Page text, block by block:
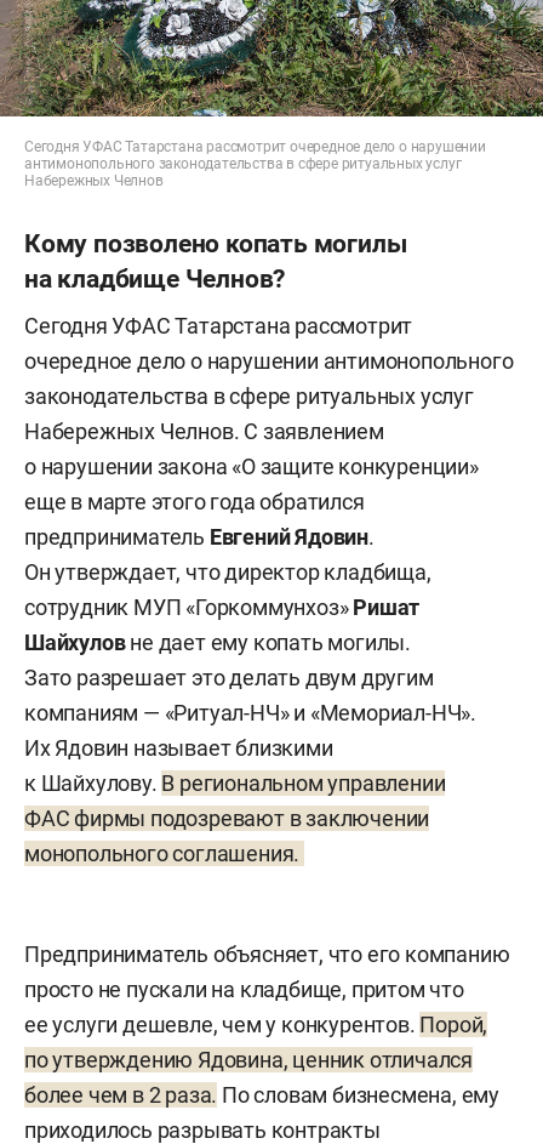
Сегодня УФАС Татарстана рассмотрит очередное дело о нарушении
антимонопольного законодательства в сфере ритуальных услуг
Набережных Челнов
Кому позволено копать могилы
на кладбище Челнов?
Сегодня УФАС Татарстана рассмотрит
очередное дело о нарушении антимонопольного
законодательства в сфере ритуальных услуг
Набережных Челнов. С заявлением
о нарушении закона «О защите конкуренции»
еще в марте этого года обратился
предприниматель Евгений Ядовин.
Он утверждает, что директор кладбища,
сотрудник МУП «Горкоммунхоз»Ришат
Шайхуловне дает ему копать могилы.
Зато разрешает это делать двум другим
компаниям — «Ритуал-НЧ» и «Мемориал-НЧ».
Их Ядовин называет близкими
к Шайхулову. В региональном управлении
ФАС фирмы подозревают в заключении
монопольного соглашения.
Предприниматель объясняет, что его компанию
просто не пускали на кладбище, притом что
ее услуги дешевле, чем у конкурентов. Порой,
по утверждению Ядовина, ценник отличался
более чем в 2 раза. По словам бизнесмена, ему
приходилось разрывать контракты